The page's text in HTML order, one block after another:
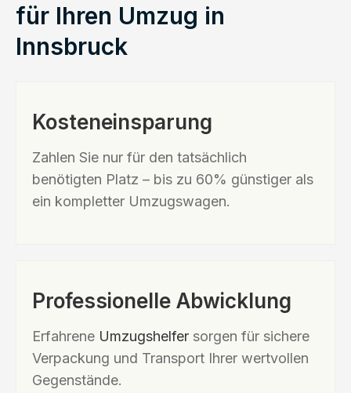
für Ihren Umzug in
Innsbruck
Kosteneinsparung
Zahlen Sie nur für den tatsächlich
benötigten Platz – bis zu 60% günstiger als
ein kompletter Umzugswagen.
Professionelle Abwicklung
Erfahrene Umzugshelfer sorgen für sichere
Verpackung und Transport Ihrer wertvollen
Gegenstände.